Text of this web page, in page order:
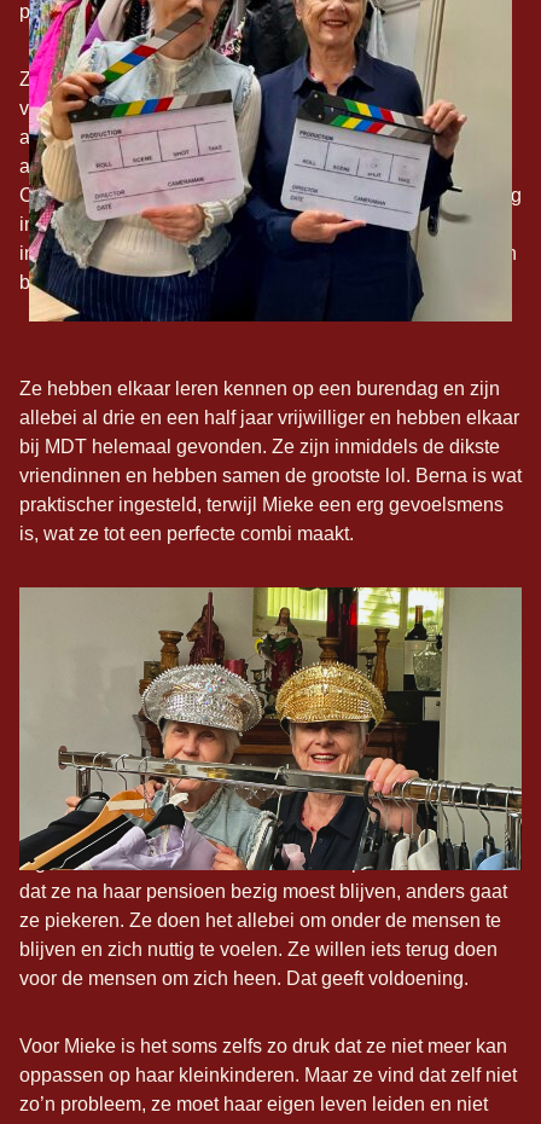
per maand naar de film gaan.
Ze zijn inmiddels beroemd en berucht in de wijk, want ze
vragen altijd aan iedereen of ze kunnen helpen met
activiteiten. Dat doen ze niet zomaar, ze zijn namelijk
allebei vrijwilliger voor BetereenGoedeBuurt en MDT
Cultuur en Kunst. Ze onderhouden tuintjes, pakken kleding
in voor de films van MDT, drinken thee met ouderen, zitten
in het cleanteam, het greenteam en zetten zich in voor een
buurt waarin men met elkaar omgaat.
Ze hebben elkaar leren kennen op een burendag en zijn
allebei al drie en een half jaar vrijwilliger en hebben elkaar
bij MDT helemaal gevonden. Ze zijn inmiddels de dikste
vriendinnen en hebben samen de grootste lol. Berna is wat
praktischer ingesteld, terwijl Mieke een erg gevoelsmens
is, wat ze tot een perfecte combi maakt.
Tijdens corona was het heel fijn om de buren goed te
kennen, dan kun je toch goede gesprekken voeren en
samen dingen doen.
Voor Berna was het niet altijd duidelijk dat ze
vrijwilligerswerk zou gaan doen, maar is er een beetje
ingerold. Voor Mieke stond het als een paal boven water
dat ze na haar pensioen bezig moest blijven, anders gaat
ze piekeren. Ze doen het allebei om onder de mensen te
blijven en zich nuttig te voelen. Ze willen iets terug doen
voor de mensen om zich heen. Dat geeft voldoening.
Voor Mieke is het soms zelfs zo druk dat ze niet meer kan
oppassen op haar kleinkinderen. Maar ze vind dat zelf niet
zo’n probleem, ze moet haar eigen leven leiden en niet